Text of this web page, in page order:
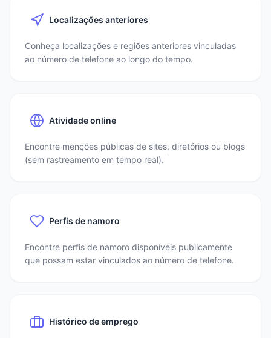
Localizações anteriores
Conheça localizações e regiões anteriores vinculadas
ao número de telefone ao longo do tempo.
Atividade online
Encontre menções públicas de sites, diretórios ou blogs
(sem rastreamento em tempo real).
Perfis de namoro
Encontre perfis de namoro disponíveis publicamente
que possam estar vinculados ao número de telefone.
Histórico de emprego